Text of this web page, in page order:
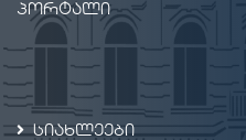
პორტალი
სიახლეები